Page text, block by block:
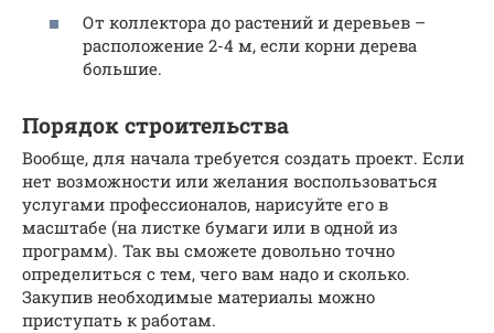
От коллектора до растений и деревьев –
расположение 2-4 м, если корни дерева
большие.
Порядок строительства
Вообще, для начала требуется создать проект. Если
нет возможности или желания воспользоваться
услугами профессионалов, нарисуйте его в
масштабе (на листке бумаги или в одной из
программ). Так вы сможете довольно точно
определиться с тем, чего вам надо и сколько.
Закупив необходимые материалы можно
приступать к работам.